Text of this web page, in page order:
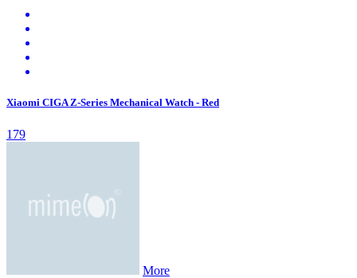
Xiaomi CIGA Z-Series Mechanical Watch - Red
179
More